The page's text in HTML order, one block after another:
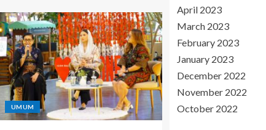
UMUM
April 2023
March 2023
February 2023
January 2023
December 2022
November 2022
October 2022